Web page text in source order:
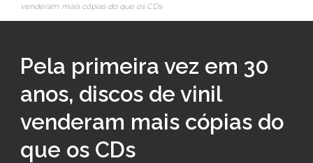
venderam mais cópias do que os CDs
Pela primeira vez em 30
anos, discos de vinil
venderam mais cópias do
que os CDs